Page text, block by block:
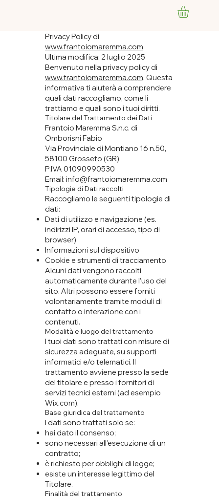
Privacy Policy di
www.frantoiomaremma.com
Ultima modifica: 2 luglio 2025
Benvenuto nella privacy policy di
www.frantoiomaremma.com. Questa
informativa ti aiuterà a comprendere
quali dati raccogliamo, come li
trattiamo e quali sono i tuoi diritti.
Titolare del Trattamento dei Dati
Frantoio Maremma S.n.c. di
Omborisni Fabio
Via Provinciale di Montiano 16 n.50,
58100 Grosseto (GR)
P.IVA 01090990530
Email: info@frantoiomaremma.com
Tipologie di Dati raccolti
Raccogliamo le seguenti tipologie di
dati:
Dati di utilizzo e navigazione (es.
indirizzi IP, orari di accesso, tipo di
browser)
Informazioni sul dispositivo
Cookie e strumenti di tracciamento
Alcuni dati vengono raccolti
automaticamente durante l’uso del
sito. Altri possono essere forniti
volontariamente tramite moduli di
contatto o interazione con i
contenuti.
Modalità e luogo del trattamento
I tuoi dati sono trattati con misure di
sicurezza adeguate, su supporti
informatici e/o telematici. Il
trattamento avviene presso la sede
del titolare e presso i fornitori di
servizi tecnici esterni (ad esempio
Wix.com).
Base giuridica del trattamento
I dati sono trattati solo se:
hai dato il consenso;
sono necessari all'esecuzione di un
contratto;
è richiesto per obblighi di legge;
esiste un interesse legittimo del
Titolare.
Finalità del trattamento